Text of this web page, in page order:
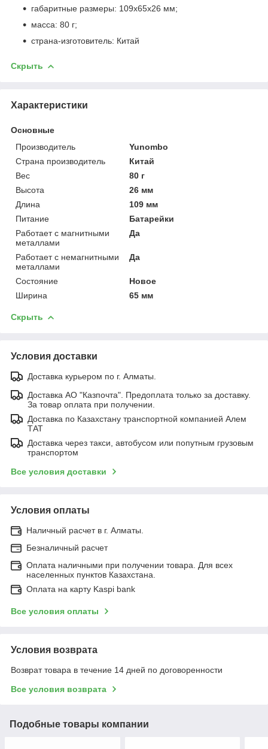
габаритные размеры: 109х65х26 мм;
масса: 80 г;
страна-изготовитель: Китай
Скрыть
Характеристики
Основные
Производитель
Yunombo
Страна производитель
Китай
Вес
80 г
Высота
26 мм
Длина
109 мм
Питание
Батарейки
Работает с магнитными
металлами
Да
Работает с немагнитными
металлами
Да
Состояние
Новое
Ширина
65 мм
Скрыть
Условия доставки
Доставка курьером по г. Алматы.
Доставка АО "Казпочта". Предоплата только за доставку.
За товар оплата при получении.
Доставка по Казахстану транспортной компанией Алем
ТАТ
Доставка через такси, автобусом или попутным грузовым
транспортом
Все условия доставки
Условия оплаты
Наличный расчет в г. Алматы.
Безналичный расчет
Оплата наличными при получении товара. Для всех
населенных пунктов Казахстана.
Оплата на карту Kaspi bank
Все условия оплаты
Условия возврата
Возврат товара в течение 14 дней по договоренности
Все условия возврата
Подобные товары компании